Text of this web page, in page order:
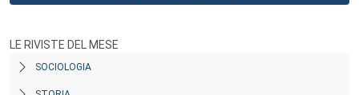
LE RIVISTE DEL MESE
SOCIOLOGIA